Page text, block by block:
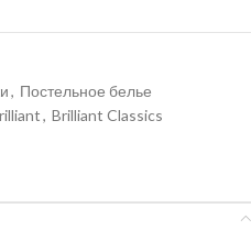
, Постельное белье
, Brilliant Classics